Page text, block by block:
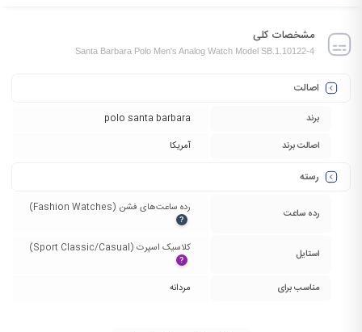
مشخصات کلی
Santa Barbara Polo Men's Analog Watch Model SB.1.10122-4
اصالت
برند
polo santa barbara
اصالت برند
آمریکا
رسته
رده ساعت رده ساعت‌های فشن (Fashion Watches)‏
?
استایل کلاسیک اسپرت (Sport Classic/Casual)‏
?
مناسب برای مردانه